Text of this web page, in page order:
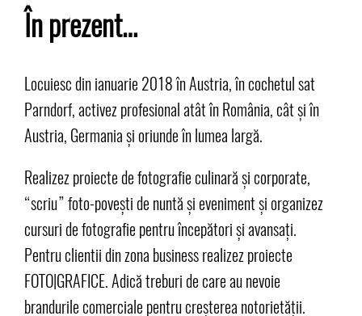
În prezent…
Locuiesc din ianuarie 2018 în Austria, în cochetul sat
Parndorf, activez profesional atât în România, cât și în
Austria, Germania și oriunde în lumea largă.
Realizez proiecte de fotografie culinară și corporate,
“scriu” foto-povești de nuntă și eveniment și organizez
cursuri de fotografie pentru începători și avansați.
Pentru clientii din zona business realizez proiecte
FOTO|GRAFICE. Adică treburi de care au nevoie
brandurile comerciale pentru creșterea notorietății.